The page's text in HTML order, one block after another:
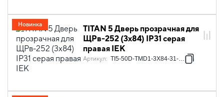
TITAN 5 Дверь прозрачная для
ЩРв-252 (3х84) IP31 серая
правая IEK
Артикул: TI5-50D-TMD1-3X84-31-7035
Новинка